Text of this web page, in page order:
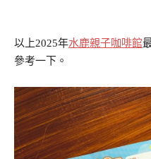
以上2025年水鹿親子咖啡館
參考一下。